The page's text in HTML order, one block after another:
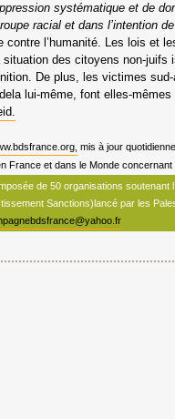
systématique et de
racial et dans l’intention
contre l’humanité. Les lois et
situation des citoyens non-juifs
De plus, les victimes
lui-même, font elles-
mis à jour
France et dans le Monde concernant
de 50 organisations soutenant
Sanctions)lancé par les